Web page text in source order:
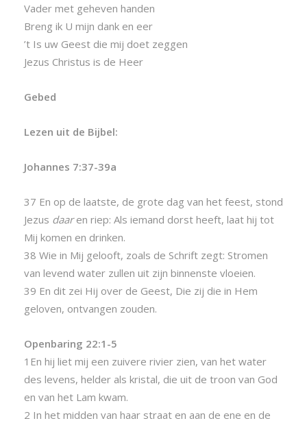
Vader met geheven handen
Breng ik U mijn dank en eer
’t Is uw Geest die mij doet zeggen
Jezus Christus is de Heer
Gebed
Lezen uit de Bijbel:
Johannes 7:37-39a
37 En op de laatste, de grote dag van het feest, stond
Jezus daaren riep: Als iemand dorst heeft, laat hij tot
Mij komen en drinken.
38 Wie in Mij gelooft, zoals de Schrift zegt: Stromen
van levend water zullen uit zijn binnenste vloeien.
39 En dit zei Hij over de Geest, Die zij die in Hem
geloven, ontvangen zouden.
Openbaring 22:1-5
1En hij liet mij een zuivere rivier zien, van het water
des levens, helder als kristal, die uit de troon van God
en van het Lam kwam.
2 In het midden van haar straat en aan de ene en de